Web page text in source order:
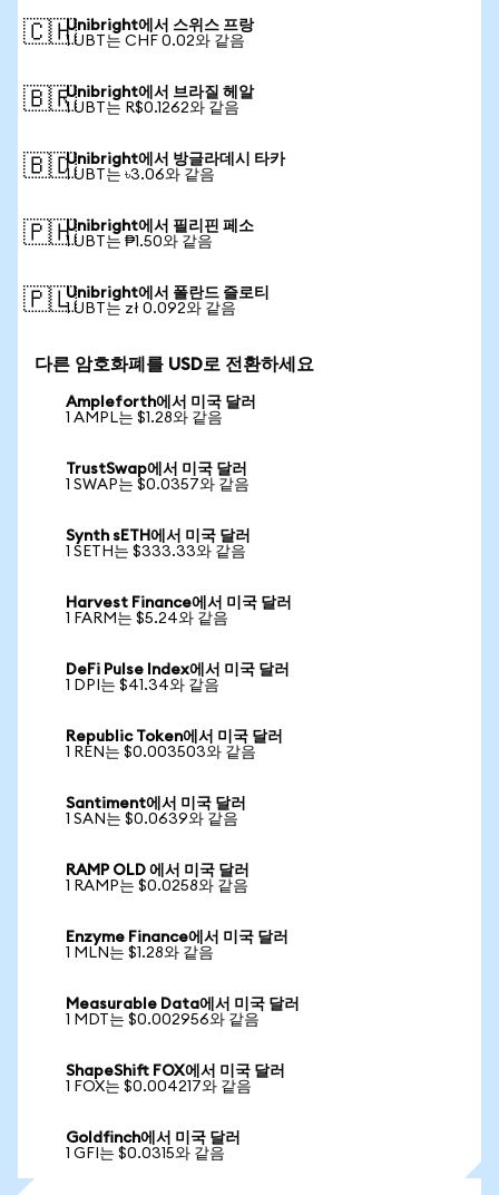
🇨🇭Unibright에서 스위스 프랑
1 UBT는 CHF 0.02와 같음
🇧🇷Unibright에서 브라질 헤알
1 UBT는 R$0.1262와 같음
🇧🇩Unibright에서 방글라데시 타카
1 UBT는 ৳3.06와 같음
🇵🇭Unibright에서 필리핀 페소
1 UBT는 ₱1.50와 같음
🇵🇱Unibright에서 폴란드 즐로티
1 UBT는 zł 0.092와 같음
다른 암호화폐를 USD로 전환하세요
Ampleforth에서 미국 달러
1 AMPL는 $1.28와 같음
TrustSwap에서 미국 달러
1 SWAP는 $0.0357와 같음
Synth sETH에서 미국 달러
1 SETH는 $333.33와 같음
Harvest Finance에서 미국 달러
1 FARM는 $5.24와 같음
DeFi Pulse Index에서 미국 달러
1 DPI는 $41.34와 같음
Republic Token에서 미국 달러
1 REN는 $0.003503와 같음
Santiment에서 미국 달러
1 SAN는 $0.0639와 같음
RAMP OLD 에서 미국 달러
1 RAMP는 $0.0258와 같음
Enzyme Finance에서 미국 달러
1 MLN는 $1.28와 같음
Measurable Data에서 미국 달러
1 MDT는 $0.002956와 같음
ShapeShift FOX에서 미국 달러
1 FOX는 $0.004217와 같음
Goldfinch에서 미국 달러
1 GFI는 $0.0315와 같음